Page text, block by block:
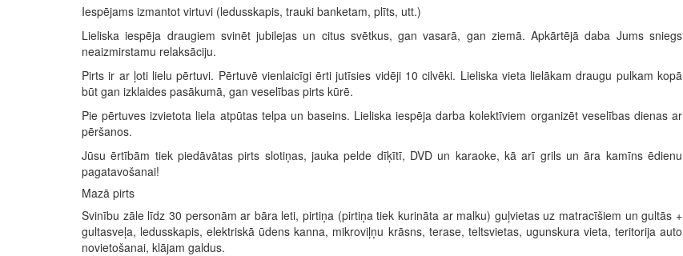
Iespējams izmantot virtuvi (ledusskapis, trauki banketam, plīts, utt.)
Lieliska iespēja draugiem svinēt jubilejas un citus svētkus, gan vasarā, gan ziemā. Apkārtējā daba Jums sniegs
neaizmirstamu relaksāciju.
Pirts ir ar ļoti lielu pērtuvi. Pērtuvē vienlaicīgi ērti jutīsies vidēji 10 cilvēki. Lieliska vieta lielākam draugu pulkam kopā
būt gan izklaides pasākumā, gan veselības pirts kūrē.
Pie pērtuves izvietota liela atpūtas telpa un baseins. Lieliska iespēja darba kolektīviem organizēt veselības dienas ar
pēršanos.
Jūsu ērtībām tiek piedāvātas pirts slotiņas, jauka pelde dīķītī, DVD un karaoke, kā arī grils un āra kamīns ēdienu
pagatavošanai!
Mazā pirts
Svinību zāle līdz 30 personām ar bāra leti, pirtiņa (pirtiņa tiek kurināta ar malku) guļvietas uz matracīšiem un gultās +
gultasveļa, ledusskapis, elektriskā ūdens kanna, mikroviļņu krāsns, terase, teltsvietas, ugunskura vieta, teritorija auto
novietošanai, klājam galdus.